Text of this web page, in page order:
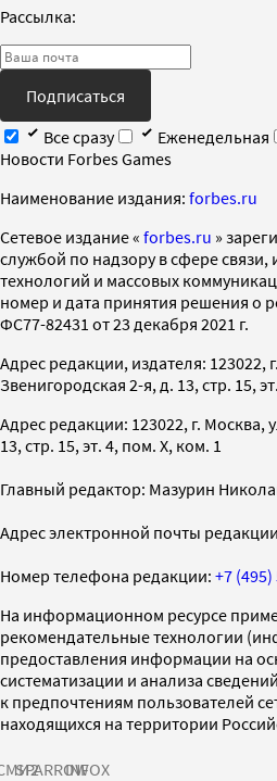
Рассылка:
Подписаться
Все сразу
Еженедельная
Новости Forbes Games
Наименование издания: forbes.ru
Cетевое издание « forbes.ru »
службой по надзору в сфере
технологий и массовых
номер и дата принятия решения о
ФС77-82431 от 23 декабря 2021 г.
Адрес редакции, издателя: 123022,
Звенигородская 2-я, д. 13, стр. 15,
Адрес редакции: 123022, г. Москва,
13, стр. 15, эт. 4, пом. X, ком. 1
Главный редактор: Мазурин
Адрес электронной почты
Номер телефона редакции: +7
На информационном ресурсе
рекомендательные технологии
предоставления информации на
систематизации и анализа
к предпочтениям пользователей
находящихся на территории
SPARROWINFOX